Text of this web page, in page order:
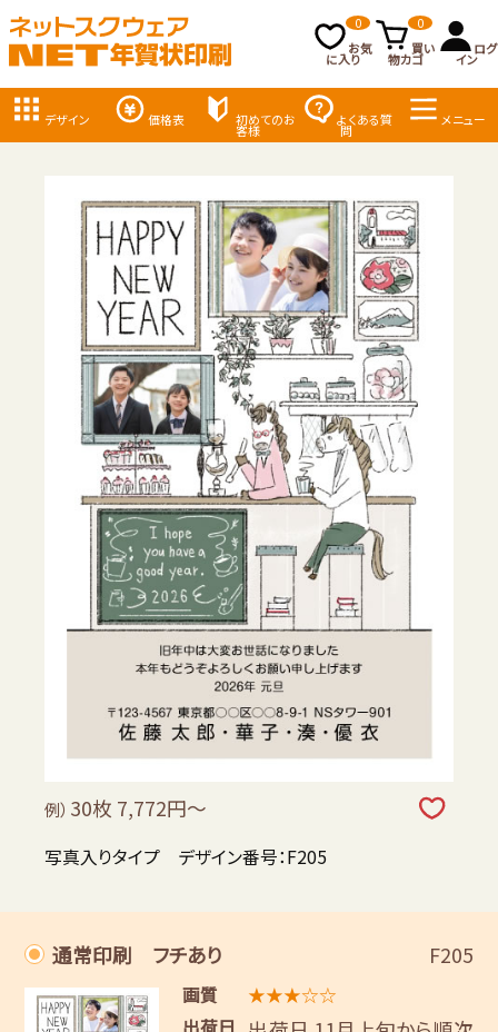
お気
に入り
0
買い
物カゴ
0
ログ
イン
デザイン 価格表 初めてのお
客様
よくある質
問
メニュー
例） 30枚 7,772円～
写真入りタイプ デザイン番号：F205
通常印刷 フチあり F205
画質
★★★☆☆